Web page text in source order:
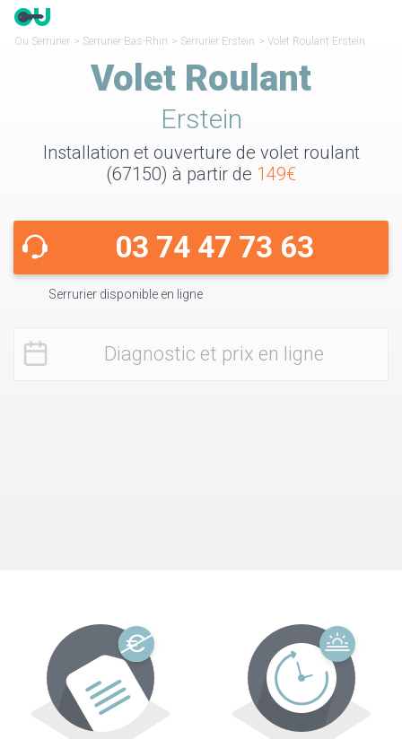
Ou Serrurier > Serrurier Bas-Rhin > Serrurier Erstein > Volet Roulant Erstein
Volet Roulant
Erstein
Installation et ouverture de volet roulant
(67150) à partir de 149€
03 74 47 73 63
Serrurier disponible en ligne
Diagnostic et prix en ligne